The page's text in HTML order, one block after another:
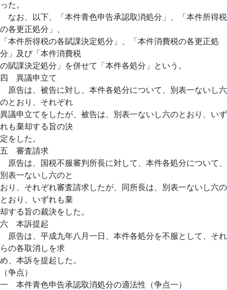
った。
なお、以下、「本件青色申告承認取消処分」、「本件所得税
の各更正処分」、
「本件所得税の各賦課決定処分」、「本件消費税の各更正処
分」及び「本件消費税
の賦課決定処分」を併せて「本件各処分」という。
四 異議申立て
原告は、被告に対し、本件各処分について、別表一ないし六
のとおり、それぞれ
異議申立てをしたが、被告は、別表一ないし六のとおり、いず
れも棄却する旨の決
定をした。
五 審査請求
原告は、国税不服審判所長に対して、本件各処分について、
別表一ないし六のと
おり、それぞれ審査請求したが、同所長は、別表一ないし六の
とおり、いずれも棄
却する旨の裁決をした。
六 本訴提起
原告は、平成九年八月一日、本件各処分を不服として、それ
らの各取消しを求
め、本訴を提起した。
（争点）
一 本件青色申告承認取消処分の適法性（争点一）